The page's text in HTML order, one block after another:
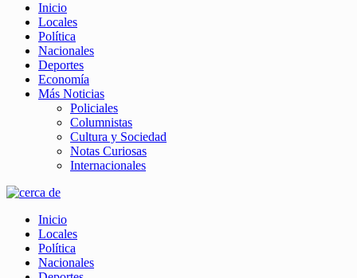
Inicio
Locales
Política
Nacionales
Deportes
Economía
Más Noticias
Policiales
Columnistas
Cultura y Sociedad
Notas Curiosas
Internacionales
Inicio
Locales
Política
Nacionales